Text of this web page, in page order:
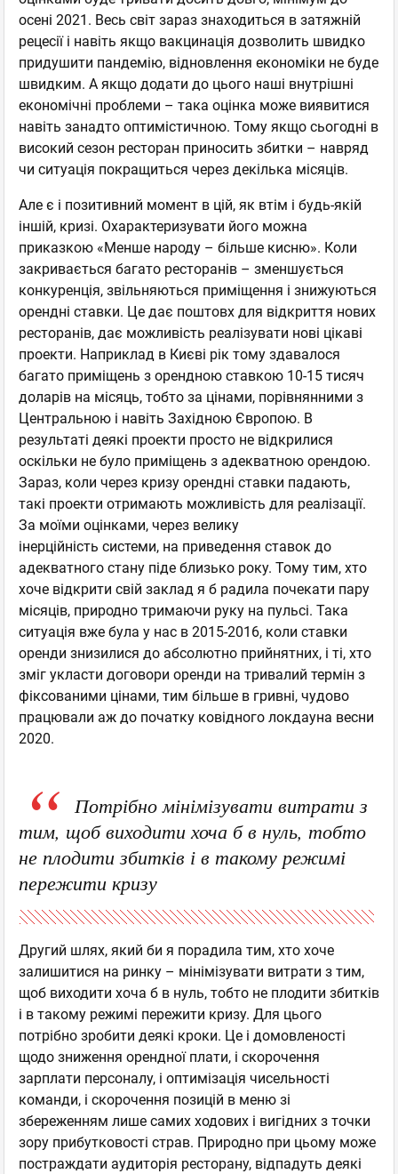
осені 2021. Весь світ зараз знаходиться в затяжній
рецесії і навіть якщо вакцинація дозволить швидко
придушити пандемію, відновлення економіки не буде
швидким. А якщо додати до цього наші внутрішні
економічні проблеми – така оцінка може виявитися
навіть занадто оптимістичною. Тому якщо сьогодні в
високий сезон ресторан приносить збитки – навряд
чи ситуація покращиться через декілька місяців.
Але є і позитивний момент в цій, як втім і будь-якій
іншій, кризі. Охарактеризувати його можна
приказкою «Менше народу – більше кисню». Коли
закривається багато ресторанів – зменшується
конкуренція, звільняються приміщення і знижуються
орендні ставки. Це дає поштовх для відкриття нових
ресторанів, дає можливість реалізувати нові цікаві
проекти. Наприклад в Києві рік тому здавалося
багато приміщень з орендною ставкою 10-15 тисяч
доларів на місяць, тобто за цінами, порівнянними з
Центральною і навіть Західною Європою. В
результаті деякі проекти просто не відкрилися
оскільки не було приміщень з адекватною орендою.
Зараз, коли через кризу орендні ставки падають,
такі проекти отримають можливість для реалізації.
За моїми оцінками, через велику
інерційність системи, на приведення ставок до
адекватного стану піде близько року. Тому тим, хто
хоче відкрити свій заклад я б радила почекати пару
місяців, природно тримаючи руку на пульсі. Така
ситуація вже була у нас в 2015-2016, коли ставки
оренди знизилися до абсолютно прийнятних, і ті, хто
зміг укласти договори оренди на тривалий термін з
фіксованими цінами, тим більше в гривні, чудово
працювали аж до початку ковідного локдауна весни
2020.
Потрібно мінімізувати витрати з
тим, щоб виходити хоча б в нуль, тобто
не плодити збитків і в такому режимі
пережити кризу
Другий шлях, який би я порадила тим, хто хоче
залишитися на ринку – мінімізувати витрати з тим,
щоб виходити хоча б в нуль, тобто не плодити збитків
і в такому режимі пережити кризу. Для цього
потрібно зробити деякі кроки. Це і домовленості
щодо зниження орендної плати, і скорочення
зарплати персоналу, і оптимізація чисельності
команди, і скорочення позицій в меню зі
збереженням лише самих ходових і вигідних з точки
зору прибутковості страв. Природно при цьому може
постраждати аудиторія ресторану, відпадуть деякі